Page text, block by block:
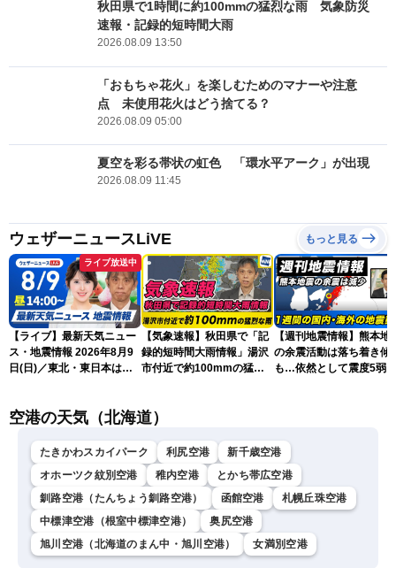
秋田県で1時間に約100mmの猛烈な雨 気象防災
速報・記録的短時間大雨
2026.08.09 13:50
「おもちゃ花火」を楽しむためのマナーや注意
点 未使用花火はどう捨てる？
2026.08.09 05:00
夏空を彩る帯状の虹色 「環水平アーク」が出現
2026.08.09 11:45
ウェザーニュースLiVE もっと見る
ライブ放送中
【ライブ】最新天気ニュー
ス・地震情報 2026年8月9
日(日)／東北・東日本は急
小川千奈／芳野達郎〉
【気象速報】秋田県で「記
録的短時間大雨情報」湯沢
市付近で約100mmの猛烈
【週刊地震情報】熊本地
の余震活動は落ち着き傾
も…依然として震度5弱警
空港の天気（北海道）
たきかわスカイパーク 利尻空港
新千歳空港
オホーツク紋別空港
稚内空港
とかち帯広空港
釧路空港（たんちょう釧路空港）
函館空港
札幌丘珠空港
中標津空港（根室中標津空港）
奥尻空港
旭川空港（北海道のまん中・旭川空港）
女満別空港